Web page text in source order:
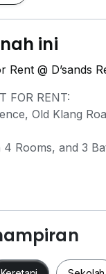
ini
@ D’sands
FOR RENT:
Old Klang
Rooms, and 3